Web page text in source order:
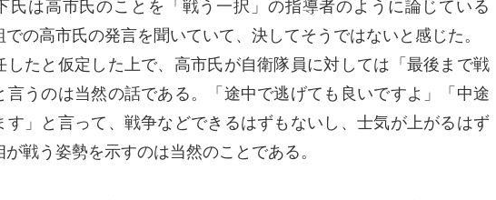
は高市氏のことを「戦う一択」の指導者のように論じている
での高市氏の発言を聞いていて、決してそうではないと感じた。
たと仮定した上で、高市氏が自衛隊員に対しては「最後まで戦
言うのは当然の話である。「途中で逃げても良いですよ」「中途
す」と言って、戦争などできるはずもないし、士気が上がるはず
が戦う姿勢を示すのは当然のことである。